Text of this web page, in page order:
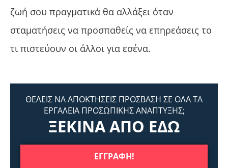
ζωή σου πραγματικά θα αλλάξει όταν
σταματήσεις να προσπαθείς να επηρεάσεις το
τι πιστεύουν οι άλλοι για εσένα.
ΘΕΛΕΙΣ ΝΑ ΑΠΟΚΤΗΣΕΙΣ ΠΡΟΣΒΑΣΗ ΣΕ ΟΛΑ ΤΑ
ΕΡΓΑΛΕΙΑ ΠΡΟΣΩΠΙΚΗΣ ΑΝΑΠΤΥΞΗΣ;
ΞΕΚΙΝΑ ΑΠΟ ΕΔΩ
ΕΓΓΡΑΦΗ!